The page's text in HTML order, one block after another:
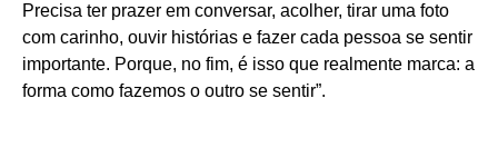
Precisa ter prazer em conversar, acolher, tirar uma foto
com carinho, ouvir histórias e fazer cada pessoa se sentir
importante. Porque, no fim, é isso que realmente marca: a
forma como fazemos o outro se sentir”.